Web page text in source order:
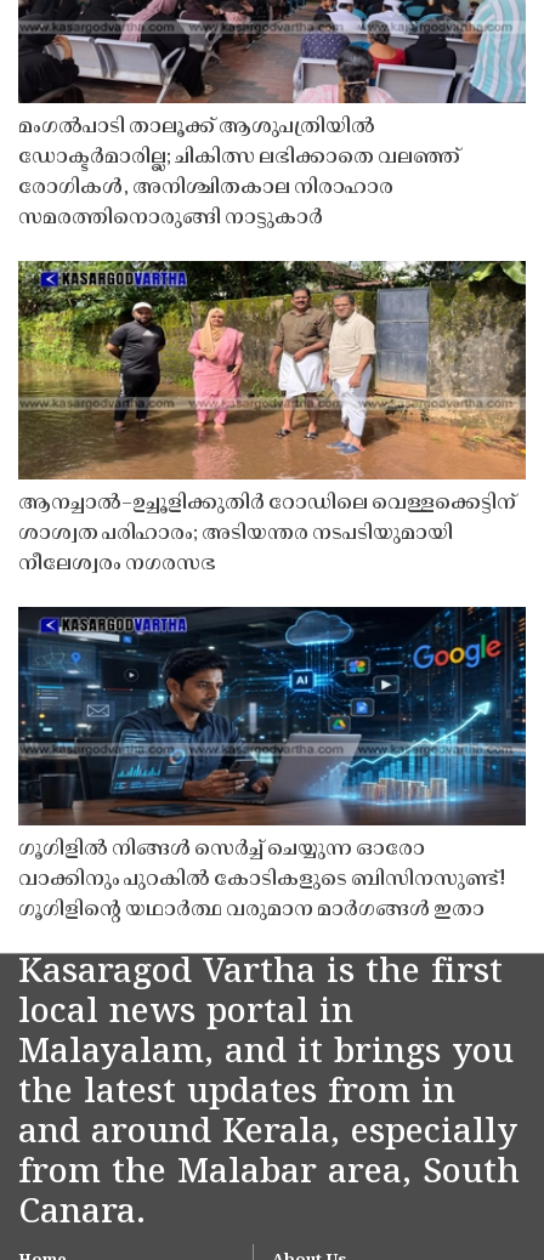
മംഗൽപാടി താലൂക്ക് ആശുപത്രിയിൽ
ഡോക്ടർമാരില്ല; ചികിത്സ ലഭിക്കാതെ വലഞ്ഞ്
രോഗികൾ, അനിശ്ചിതകാല നിരാഹാര
സമരത്തിനൊരുങ്ങി നാട്ടുകാർ
ആനച്ചാൽ–ഉച്ചൂളിക്കുതിർ റോഡിലെ വെള്ളക്കെട്ടിന്
ശാശ്വത പരിഹാരം; അടിയന്തര നടപടിയുമായി
നീലേശ്വരം നഗരസഭ
ഗൂഗിളിൽ നിങ്ങൾ സെർച്ച് ചെയ്യുന്ന ഓരോ
വാക്കിനും പുറകിൽ കോടികളുടെ ബിസിനസുണ്ട്!
ഗൂഗിളിന്റെ യഥാർത്ഥ വരുമാന മാർഗങ്ങൾ ഇതാ
Kasaragod Vartha is the first
local news portal in
Malayalam, and it brings you
the latest updates from in
and around Kerala, especially
from the Malabar area, South
Canara.